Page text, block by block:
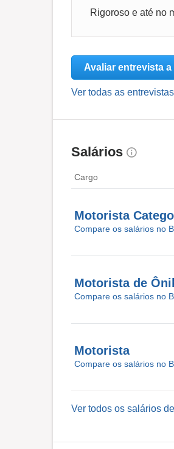
Avaliar entrevista
Ver todas as
Salários
Cargo
Motorista
Compare os salários no
Motorista de
Compare os salários no
Motorista
Compare os salários no
Ver todos os salários